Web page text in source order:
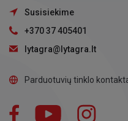
Susisiekime
+370 37 405401
lytagra@lytagra.lt
Parduotuvių tinklo
Facebook YouTube